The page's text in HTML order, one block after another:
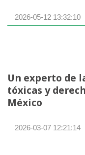
2026-05-12 13:32:10
Un experto de
tóxicas y
México
2026-03-07 12:21:14